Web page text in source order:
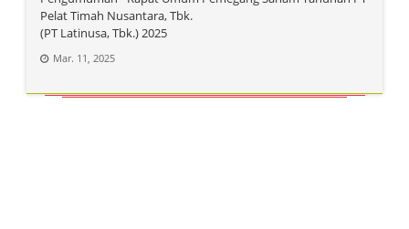
Pelat Timah Nusantara, Tbk.
(PT Latinusa, Tbk.) 2025
Mar. 11, 2025